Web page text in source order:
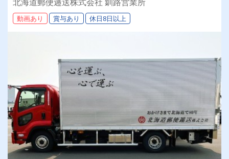
績：計4.05ヶ月分）◎カゴ台車メイン
動画あり 賞与あり 休日8日以上